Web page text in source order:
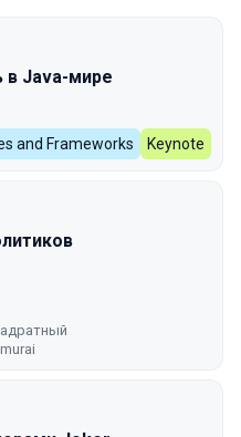
в Java-мире
and Frameworks Keynote